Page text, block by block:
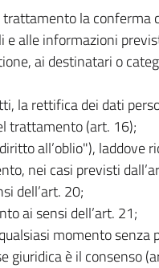
la conferma
e alle informazioni
ai destinatari o
la rettifica dei dati
trattamento (art. 16);
all’oblio"), laddove
nei casi previsti
dell’art. 20;
ai sensi dell’art. 21;
momento
giuridica è il consenso